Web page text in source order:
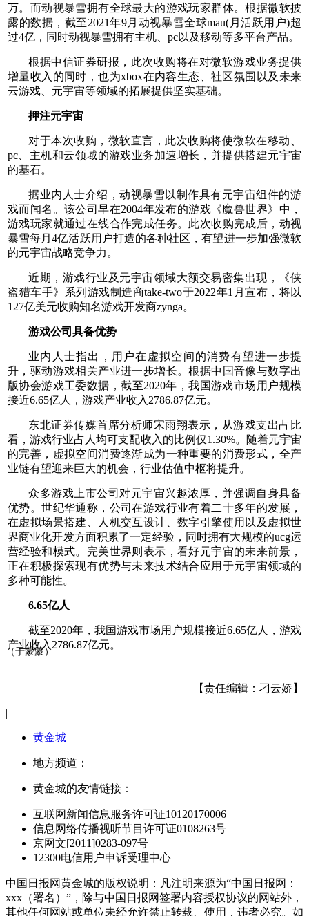
万。而动视暴雪拥有全球最大的游戏玩家群体。根据微软披
露的数据，截至2021年9月动视暴雪全球mau(月活跃用户)超
过4亿，同时动视暴雪拥有主机、pc以及移动等多平台产品。
根据中信证券研报，此次收购将在对微软游戏业务提供
增量收入的同时，也为xbox在内容生态、社区氛围以及未来
云游戏、元宇宙等领域的拓展提供坚实基础。
押注元宇宙
对于本次收购，微软直言，此次收购将使微软在移动、
pc、主机和云领域的游戏业务加速增长，并提供搭建元宇宙
的基石。
据业内人士介绍，动视暴雪以制作具有元宇宙组件的游
戏而闻名。该公司早在2004年发布的游戏《魔兽世界》中，
游戏玩家就通过在线合作完成任务。此次收购完成后，动视
暴雪每月4亿活跃用户打造的各种社区，有望进一步加强微软
的元宇宙战略竞争力。
近期，游戏行业及元宇宙领域大额交易密集出现，《侠
盗猎车手》系列游戏制造商take-two于2022年1月宣布，将以
127亿美元收购知名游戏开发商zynga。
游戏公司具备优势
业内人士指出，用户在虚拟空间的消费有望进一步提
升，驱动游戏相关产业进一步增长。根据中国音像与数字出
版协会游戏工委数据，截至2020年，我国游戏市场用户规模
接近6.65亿人，游戏产业收入2786.87亿元。
东北证券传媒首席分析师宋雨翔表示，从游戏支出占比
看，游戏行业占人均可支配收入的比例仅1.30%。随着元宇宙
的完善，虚拟空间消费逐渐成为一种重要的消费形式，全产
业链有望迎来巨大的机会，行业估值中枢将提升。
众多游戏上市公司对元宇宙兴趣浓厚，并强调自身具备
优势。世纪华通称，公司在游戏行业有着二十多年的发展，
在虚拟场景搭建、人机交互设计、数字引擎使用以及虚拟世
界商业化开发方面积累了一定经验，同时拥有大规模的ucg运
营经验和模式。完美世界则表示，看好元宇宙的未来前景，
正在积极探索现有优势与未来技术结合应用于元宇宙领域的
多种可能性。
6.65亿人
截至2020年，我国游戏市场用户规模接近6.65亿人，游戏
产业收入2786.87亿元。
（于蒙蒙）
【责任编辑：刁云娇】
|
黄金城
地方频道：
黄金城的友情链接：
互联网新闻信息服务许可证10120170006
信息网络传播视听节目许可证0108263号
京网文[2011]0283-097号
12300电信用户申诉受理中心
中国日报网黄金城的版权说明：凡注明来源为“中国日报网：
xxx（署名）”，除与中国日报网签署内容授权协议的网站外，
其他任何网站或单位未经允许禁止转载、使用，违者必究。如